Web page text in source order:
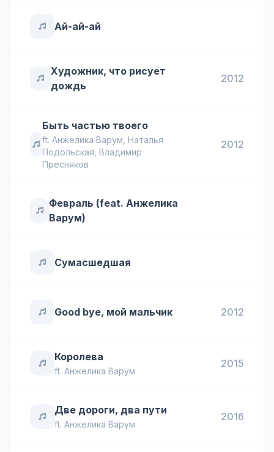
Ай-ай-ай
Художник, что рисует
дождь
2012
Быть частью твоего
ft.Анжелика Варум ,Наталья
Подольская ,Владимир
Пресняков
2012
Февраль (feat. Анжелика
Варум)
Сумасшедшая
Good bye, мой мальчик 2012
Королева
ft. Анжелика Варум
2015
Две дороги, два пути
ft. Анжелика Варум
2016